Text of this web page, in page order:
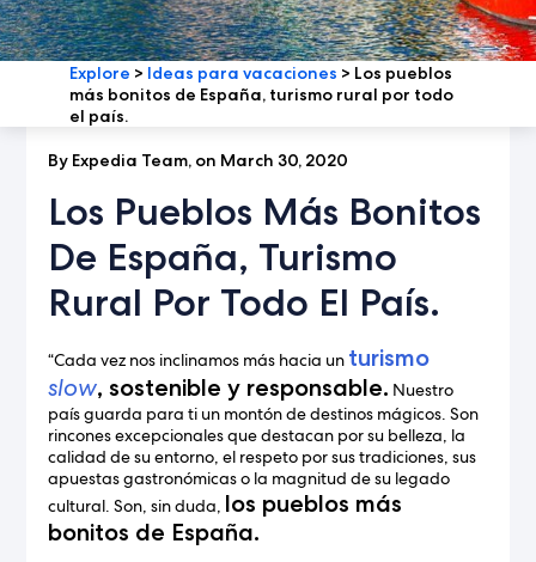
Explore > Ideas para vacaciones > Los pueblos
más bonitos de España, turismo rural por todo
el país.
By Expedia Team, on March 30, 2020
Los Pueblos Más Bonitos
De España, Turismo
Rural Por Todo El País.
“Cada vez nos inclinamos más hacia un turismo
slow, sostenible y responsable. Nuestro
país guarda para ti un montón de destinos mágicos. Son
rincones excepcionales que destacan por su belleza, la
calidad de su entorno, el respeto por sus tradiciones, sus
apuestas gastronómicas o la magnitud de su legado
cultural. Son, sin duda, los pueblos más
bonitos de España.